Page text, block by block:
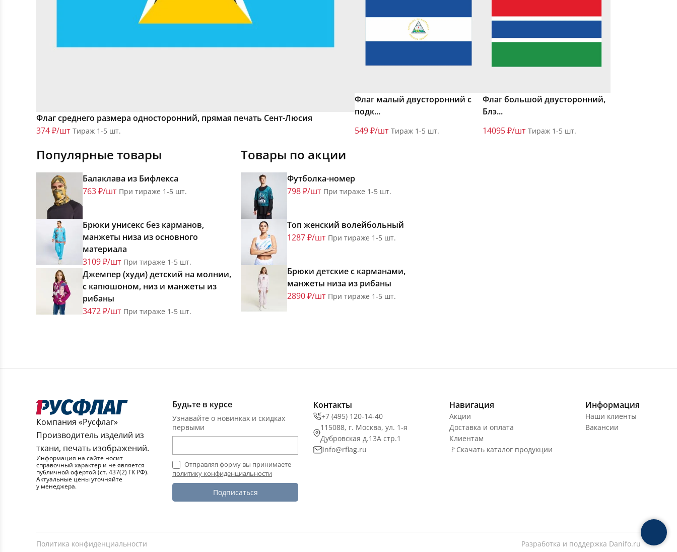
Флаг среднего размера односторонний, прямая печать Сент-Люсия
374 ₽/шт Тираж 1-5 шт.
Флаг малый двусторонний с
подк...
549 ₽/шт Тираж 1-5 шт.
Флаг большой двусторонний,
Блэ...
14095 ₽/шт Тираж 1-5 шт.
Популярные товары
Балаклава из Бифлекса
763 ₽/шт При тираже 1-5 шт.
Брюки унисекс без карманов,
манжеты низа из основного
материала
3109 ₽/шт При тираже 1-5 шт.
Джемпер (худи) детский на молнии,
с капюшоном, низ и манжеты из
рибаны
3472 ₽/шт При тираже 1-5 шт.
Товары по акции
Футболка-номер
798 ₽/шт При тираже 1-5 шт.
Топ женский волейбольный
1287 ₽/шт При тираже 1-5 шт.
Брюки детские с карманами,
манжеты низа из рибаны
2890 ₽/шт При тираже 1-5 шт.
Компания «Русфлаг»
Производитель изделий из
ткани, печать изображений.
Информация на сайте носит
справочный характер и не является
публичной офертой (ст. 437(2) ГК РФ).
Актуальные цены уточняйте
у менеджера.
Будьте в курсе
Узнавайте о новинках и скидках
первыми
Отправляя форму вы принимаете
политику конфиденциальности
Подписаться
Контакты
+7 (495) 120-14-40
115088, г. Москва, ул. 1-я
Дубровская д.13А стр.1
info@rflag.ru
Навигация
Акции
Доставка и оплата
Клиентам
🚩Скачать каталог продукции
Информация
Наши клиенты
Вакансии
Политика конфиденциальности Разработка и поддержка Danifo.ru